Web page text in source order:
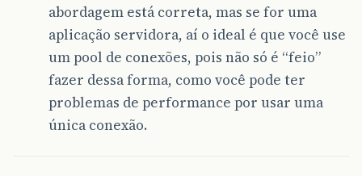
abordagem está correta, mas se for uma
aplicação servidora, aí o ideal é que você use
um pool de conexões, pois não só é “feio”
fazer dessa forma, como você pode ter
problemas de performance por usar uma
única conexão.